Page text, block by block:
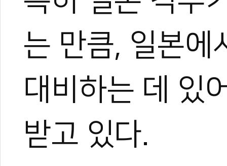
는 만큼, 일본에
대비하는 데 있
받고 있다.
트 KOICA 국제협력요원으
며, 20여 년간 65개국 300
장 중심의 심층 취재를 이
작, 대회 중계방송 캐스터,
텐츠를 다각화해 온 전문가
이온 대표이사를 맡고 있
야)와 대학 겸임교수로도